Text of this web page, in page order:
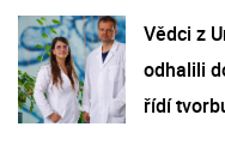
Vědci z
odhalili
řídí